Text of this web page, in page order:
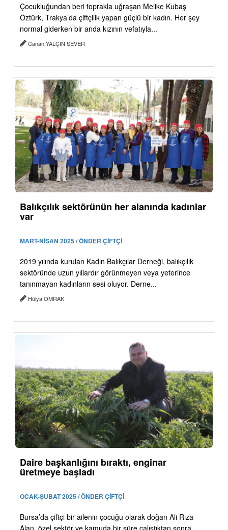
Çocukluğundan beri toprakla uğraşan Melike Kubaş
Öztürk, Trakya’da çiftçilik yapan güçlü bir kadın. Her şey
normal giderken bir anda kızının vefatıyla...
Canan YALÇIN SEVER
Balıkçılık sektörünün her alanında kadınlar
var
MART-NİSAN 2025 / ÖNDER ÇİFTÇİ
2019 yılında kurulan Kadın Balıkçılar Derneği, balıkçılık
sektöründe uzun yıllardır görünmeyen veya yeterince
tanınmayan kadınların sesi oluyor. Derne...
Hülya OMRAK
Daire başkanlığını bıraktı, enginar
üretmeye başladı
OCAK-ŞUBAT 2025 / ÖNDER ÇİFTÇİ
Bursa’da çiftçi bir ailenin çocuğu olarak doğan Ali Rıza
Alan, özel sektör ve kamuda bir süre çalıştıktan sonra